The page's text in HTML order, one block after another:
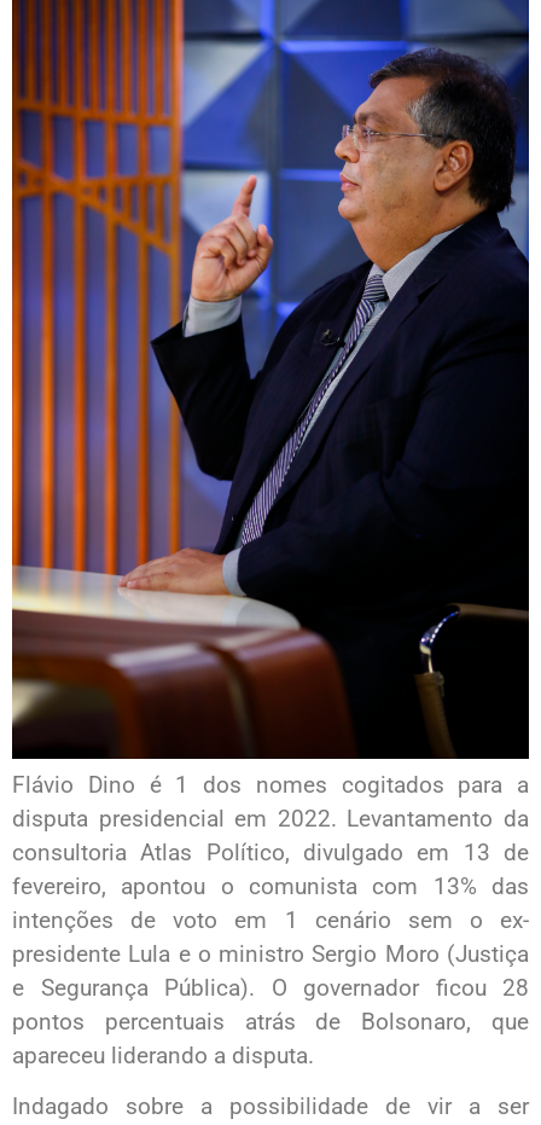
Flávio Dino é 1 dos nomes cogitados para a
disputa presidencial em 2022. Levantamento da
consultoria Atlas Político, divulgado em 13 de
fevereiro, apontou o comunista com 13% das
intenções de voto em 1 cenário sem o ex-
presidente Lula e o ministro Sergio Moro (Justiça
e Segurança Pública). O governador ficou 28
pontos percentuais atrás de Bolsonaro, que
apareceu liderando a disputa.
Indagado sobre a possibilidade de vir a ser